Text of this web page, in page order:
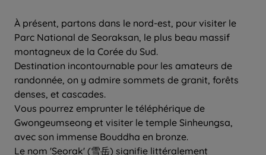
À présent, partons dans le nord-est, pour visiter le
Parc National de Seoraksan, le plus beau massif
montagneux de la Corée du Sud.
Destination incontournable pour les amateurs de
randonnée, on y admire sommets de granit, forêts
denses, et cascades.
Vous pourrez emprunter le téléphérique de
Gwongeumseong et visiter le temple Sinheungsa,
avec son immense Bouddha en bronze.
Le nom 'Seorak' (雪岳) signifie littéralement